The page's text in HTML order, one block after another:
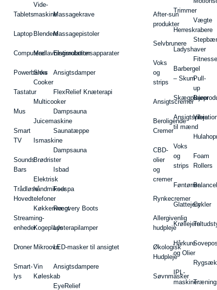
Tablets
Laptop
Computere
Powerbanks
Tastatur
Mus
Smart
TV
Sounds
Bars
Trådløse
Hovedtelefoner
Streaming-
enheder
Droner
Smart-
lys
Vide-
maskine
Blendere
Madlavningsrobotter
Slow
Cooker
Multicooker
Juicemaskine
Ismaskine
Brødrister
Elektrisk
håndmikser
Køkkenvægt
Kogeplade
Mikroovn
Vin
Køleskab
Massagekrave
Massagepistoler
Elstimulationsapparater
Ansigtsdamper
FlexRelief Knæterapi
Dampsauna
Saunatæppe
Dampsauna
Isbad
Fodspa
Recovery Boots
Lysterapilamper
LED-masker til ansigtet
Ansigtsdampere
EyeRelief
After-sun
produkter
Selvbrunere
Voks
og
strips
Ansigtscremer
Beroligende
Cremer
CBD-
olier
og
cremer
Rynkecremer
Allergivenlig
hudpleje
Økologisk
Hudpleje
Søvnmasker
Trimmer
Herreskrabere
Ladyshaver
Barbergel
– Skum
Ansigtspleje
til mænd
Voks
og
strips
Føntørrer
Glattejern
Krøllejern
Hårkure
og Olier
IPL-
maskiner
Vægte
Pull-
up
Barer
Foam
Rollers
Cykler